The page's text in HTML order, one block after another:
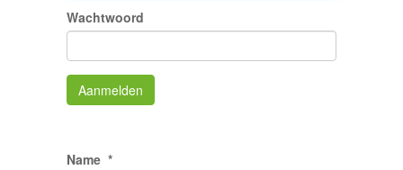
Wachtwoord
Aanmelden
Name